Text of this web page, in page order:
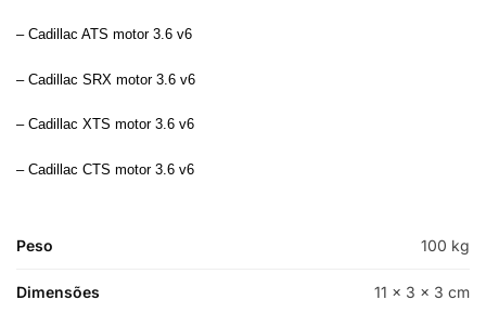
– Cadillac ATS motor 3.6 v6
– Cadillac SRX motor 3.6 v6
– Cadillac XTS motor 3.6 v6
– Cadillac CTS motor 3.6 v6
Peso 100 kg
Dimensões 11 × 3 × 3 cm